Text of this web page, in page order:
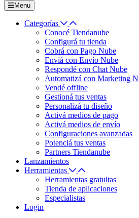
Menu
Categorías
Conocé Tiendanube
Configurá tu tienda
Cobrá con Pago Nube
Enviá con Envío Nube
Respondé con Chat Nube
Automatizá con Marketing
Vendé offline
Gestioná tus ventas
Personalizá tu diseño
Activá medios de pago
Activá medios de envío
Configuraciones avanzadas
Potenciá tus ventas
Partners Tiendanube
Lanzamientos
Herramientas
Herramientas gratuitas
Tienda de aplicaciones
Especialistas
Login